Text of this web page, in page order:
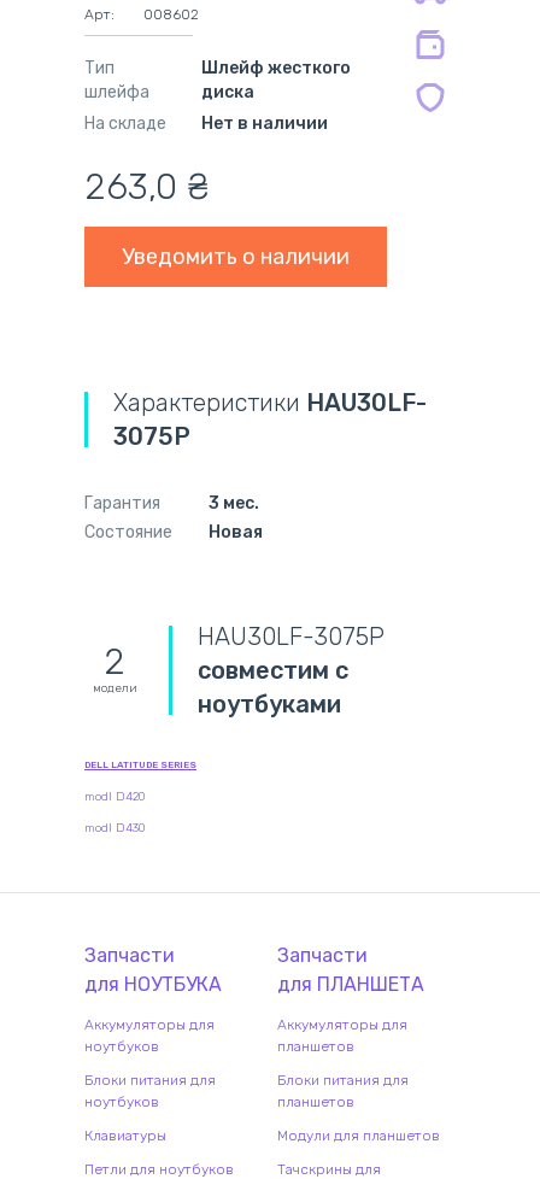
Арт:
008602
Тип
шлейфа
Шлейф жесткого
диска
На складе
Нет в наличии
263,0 ₴
Уведомить о наличии
мес.
Характеристики HAU30LF-
3075P
Гарантия
3 мес.
Состояние
Новая
2
модели
HAU30LF-3075P
совместим с
ноутбуками
DELL LATITUDE SERIES
modl D420
modl D430
Запчасти
для НОУТБУКА
Аккумуляторы для
ноутбуков
Блоки питания для
ноутбуков
Клавиатуры
Петли для ноутбуков
Запчасти
для ПЛАНШЕТА
Аккумуляторы для
планшетов
Блоки питания для
планшетов
Модули для планшетов
Тачскрины для